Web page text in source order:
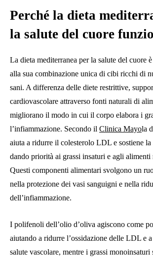
Perché la dieta
la salute del cuore
La dieta mediterranea per la salute del cuore
alla sua combinazione unica di cibi ricchi di
sani. A differenza delle diete restrittive,
cardiovascolare attraverso fonti naturali di
migliorano il modo in cui il corpo elabora i
l’infiammazione. Secondo il Clinica Mayola
aiuta a ridurre il colesterolo LDL e sostiene la
dando priorità ai grassi insaturi e agli
Questi componenti alimentari svolgono un
nella protezione dei vasi sanguigni e nella
dell’infiammazione.
I polifenoli dell’olio d’oliva agiscono come
aiutando a ridurre l’ossidazione delle LDL e
salute vascolare, mentre i grassi monoinsaturi